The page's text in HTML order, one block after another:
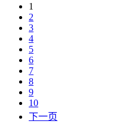
1
2
3
4
5
6
7
8
9
10
下一页